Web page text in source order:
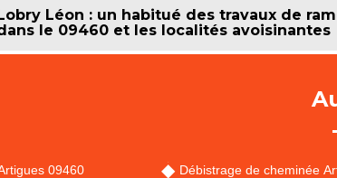
Léon : un habitué des travaux de
le 09460 et les localités avoisinantes
09460
Débistrage de cheminée